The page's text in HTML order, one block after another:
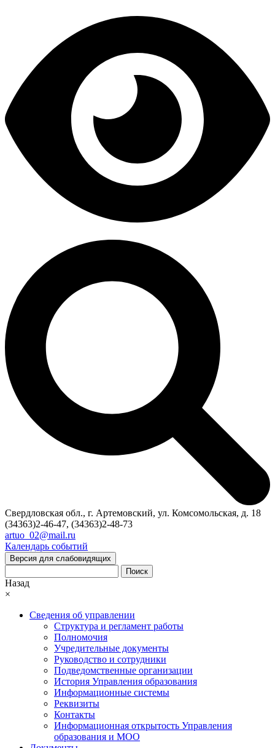
Свердловская обл., г. Артемовский, ул. Комсомольская, д. 18
(34363)2-46-47, (34363)2-48-73
artuo_02@mail.ru
Календарь событий
Версия для слабовидящих
Поиск
Назад
×
Сведения об управлении
Структура и регламент работы
Полномочия
Учредительные документы
Руководство и сотрудники
Подведомственные организации
История Управления образования
Информационные системы
Реквизиты
Контакты
Информационная открытость Управления
образования и МОО